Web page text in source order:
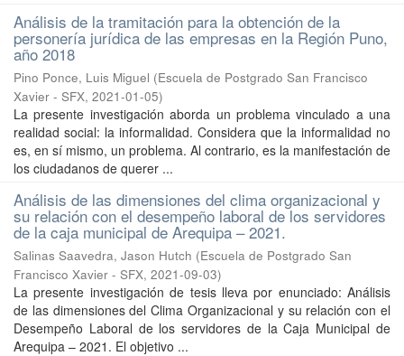
Análisis de la tramitación para la obtención de la
personería jurídica de las empresas en la Región Puno,
año 2018
Pino Ponce, Luis Miguel (Escuela de Postgrado San Francisco
Xavier - SFX, 2021-01-05)
La presente investigación aborda un problema vinculado a una
realidad social: la informalidad. Considera que la informalidad no
es, en sí mismo, un problema. Al contrario, es la manifestación de
los ciudadanos de querer ...
Análisis de las dimensiones del clima organizacional y
su relación con el desempeño laboral de los servidores
de la caja municipal de Arequipa – 2021.
Salinas Saavedra, Jason Hutch (Escuela de Postgrado San
Francisco Xavier - SFX, 2021-09-03)
La presente investigación de tesis lleva por enunciado: Análisis
de las dimensiones del Clima Organizacional y su relación con el
Desempeño Laboral de los servidores de la Caja Municipal de
Arequipa – 2021. El objetivo ...